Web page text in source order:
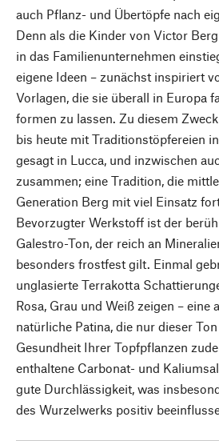
auch Pflanz- und Übertöpfe nach
Denn als die Kinder von Victor
in das Familienunternehmen
eigene Ideen – zunächst inspiriert
Vorlagen, die sie überall in Europa
formen zu lassen. Zu diesem
bis heute mit Traditionstöpfereien
gesagt in Lucca, und inzwischen
zusammen; eine Tradition, die
Generation Berg mit viel Einsatz
Bevorzugter Werkstoff ist der
Galestro-Ton, der reich an
besonders frostfest gilt. Einmal
unglasierte Terrakotta
Rosa, Grau und Weiß zeigen – eine
natürliche Patina, die nur dieser
Gesundheit Ihrer Topfpflanzen
enthaltene Carbonat- und
gute Durchlässigkeit, was
des Wurzelwerks positiv